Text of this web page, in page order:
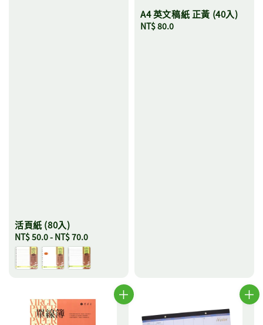
活頁紙 (80入)
Regular
price
NT$ 50.0- NT$ 70.0
A4 英文稿紙 正黃 (40入)
Regular
NT$ 80.0